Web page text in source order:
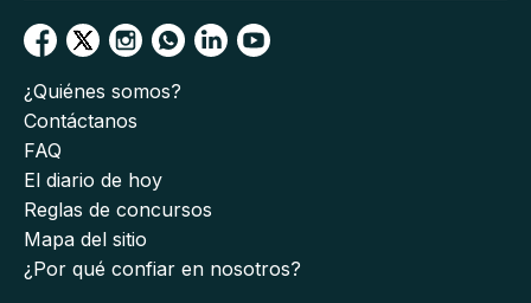
¿Quiénes somos?
Contáctanos
FAQ
El diario de hoy
Reglas de concursos
Mapa del sitio
¿Por qué confiar en nosotros?